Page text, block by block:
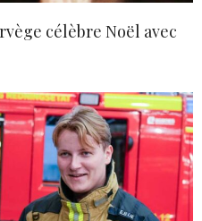
célèbre Noël avec